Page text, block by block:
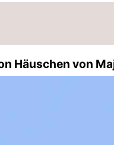
Häuschen von